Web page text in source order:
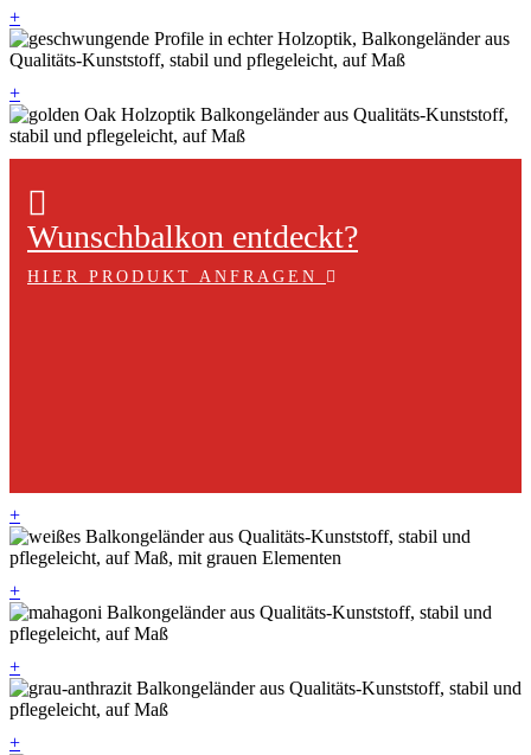
+
+
Wunschbalkon entdeckt?
HIER PRODUKT ANFRAGEN
+
+
+
+